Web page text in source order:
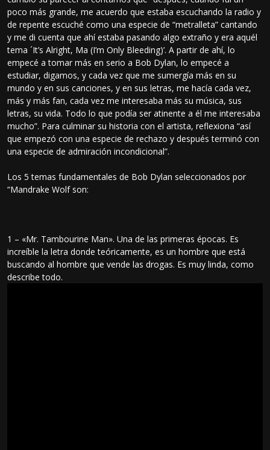
poco más grande, me acuerdo que estaba escuchando la radio y
de repente escuché como una especie de “metralleta” cantando
y me di cuenta que ahí estaba pasando algo extraño y era aquél
tema ´It’s Alright, Ma (I’m Only Bleeding)’. A partir de ahí, lo
empecé a tomar más en serio a Bob Dylan, lo empecé a
estudiar, digamos, y cada vez que me sumergía más en su
mundo y en sus canciones, y en sus letras, me hacía cada vez,
más y más fan, cada vez me interesaba más su música, sus
letras, su vida. Todo lo que podía ser atinente a él me interesaba
mucho”. Para culminar su historia con el artista, reflexiona “así
que empezó con una especie de rechazo y después terminó con
una especie de admiración incondicional”.
Los 5 temas fundamentales de Bob Dylan seleccionados por
“Mandrake Wolf son:
1 – «Mr. Tambourine Man». Una de las primeras épocas. Es
increíble la letra donde teóricamente, es un hombre que está
buscando al hombre que vende las drogas. Es muy linda, como
describe todo.